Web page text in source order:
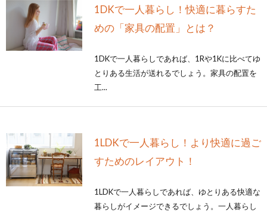
1DKで一人暮らし！快適に暮らすた
めの「家具の配置」とは？
1DKで一人暮らしであれば、1Rや1Kに比べてゆ
とりある生活が送れるでしょう。家具の配置を
工...
1LDKで一人暮らし！より快適に過ご
すためのレイアウト！
1LDKで一人暮らしであれば、ゆとりある快適な
暮らしがイメージできるでしょう。一人暮らし